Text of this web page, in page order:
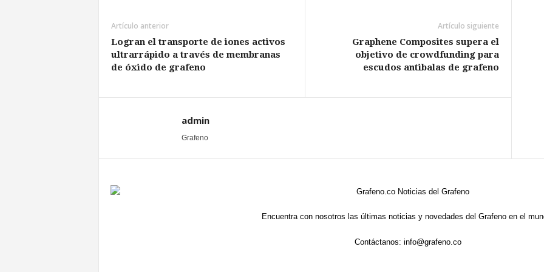
Artículo anterior
Logran el transporte de iones activos
ultrarrápido a través de membranas
de óxido de grafeno
Artículo siguiente
Graphene Composites supera el
objetivo de crowdfunding para
escudos antibalas de grafeno
admin
Grafeno
Encuentra con nosotros las últimas noticias y novedades del Grafeno en el
Contáctanos: info@grafeno.co